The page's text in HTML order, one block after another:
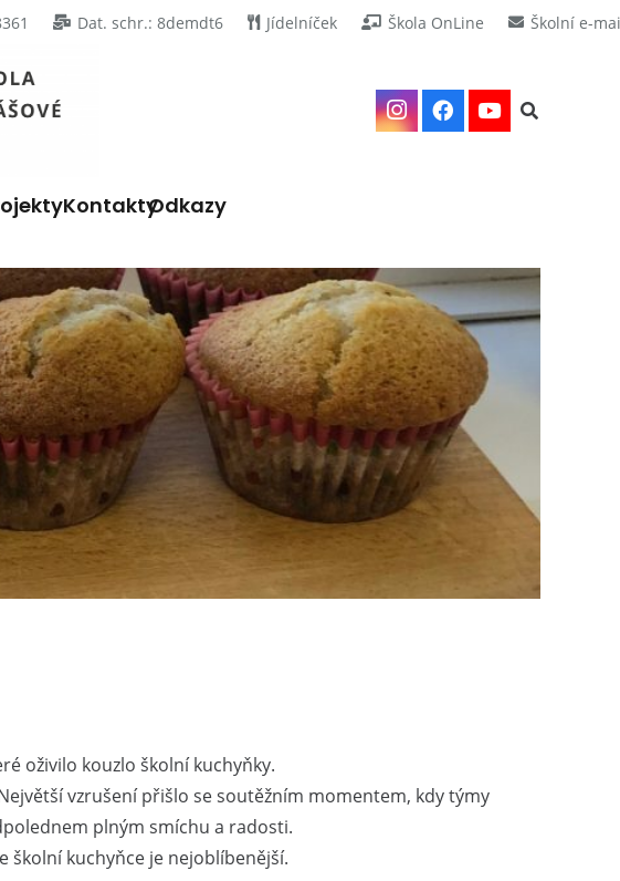
Dat. schr.: 8demdt6 Jídelníček Škola OnLine Školní e-
KontaktyOdkazy
oživilo kouzlo školní kuchyňky.
vzrušení přišlo se soutěžním momentem, kdy týmy
plným smíchu a radosti.
školní kuchyňce je nejoblíbenější.